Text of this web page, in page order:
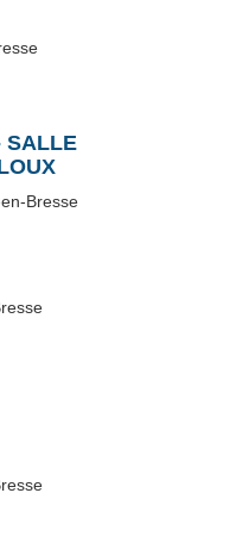
SALLE
Bresse